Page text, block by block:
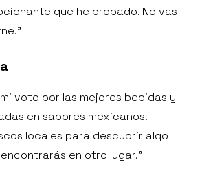
que he probado. No vas
voto por las mejores bebidas y
en sabores mexicanos.
locales para descubrir algo
en otro lugar.”